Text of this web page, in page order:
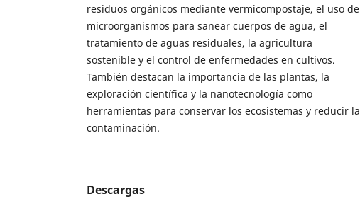
residuos orgánicos mediante vermicompostaje, el uso de
microorganismos para sanear cuerpos de agua, el
tratamiento de aguas residuales, la agricultura
sostenible y el control de enfermedades en cultivos.
También destacan la importancia de las plantas, la
exploración científica y la nanotecnología como
herramientas para conservar los ecosistemas y reducir la
contaminación.
Descargas